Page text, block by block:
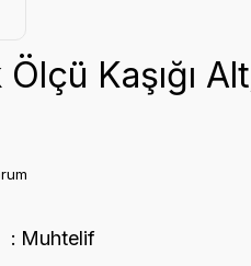
Kaşığı
Muhtelif